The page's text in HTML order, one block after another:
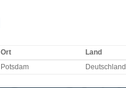
Ort
Land
Potsdam Deutschland